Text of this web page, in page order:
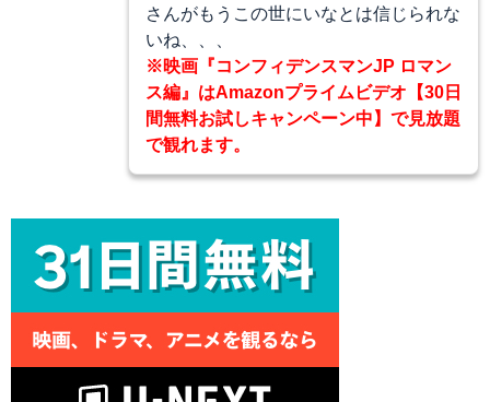
さんがもうこの世にいなとは信じられな
いね、、、
※映画『コンフィデンスマンJP ロマン
ス編』はAmazonプライムビデオ【30日
間無料お試しキャンペーン中】で見放題
で観れます。